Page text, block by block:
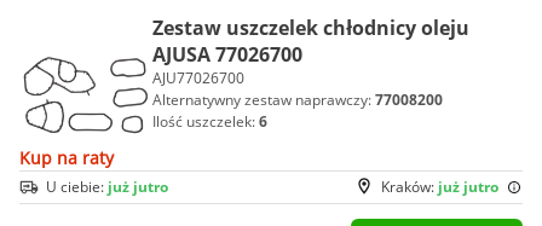
Zestaw uszczelek chłodnicy oleju
AJUSA 77026700
AJU77026700
Alternatywny zestaw naprawczy:77008200
Ilość uszczelek:6
Kup na raty
Kraków: już jutro
U ciebie: już jutro